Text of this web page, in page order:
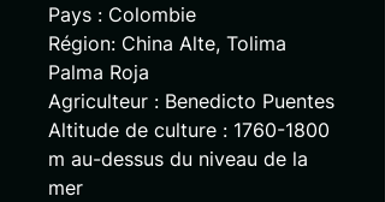
Pays : Colombie
Région: China Alte, Tolima
Palma Roja
Agriculteur : Benedicto Puentes
Altitude de culture : 1760-1800
m au-dessus du niveau de la
mer